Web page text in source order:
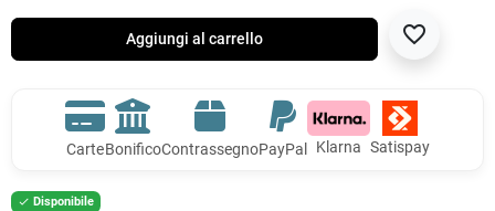
Aggiungi al carrello favorite_border
CarteBonificoContrassegnoPayPal Klarna Satispay
 Disponibile